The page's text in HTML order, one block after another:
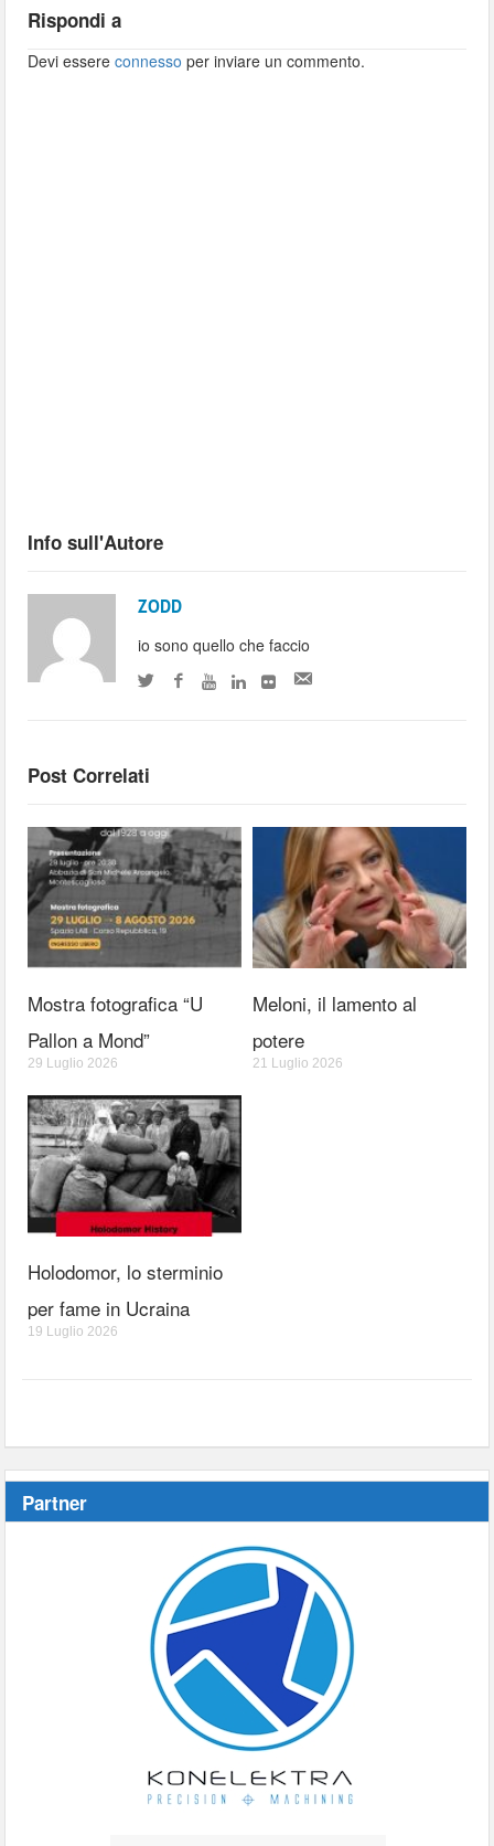
Rispondi a
Devi essereconnesso per inviare un commento.
Info sull'Autore
ZODD
io sono quello che faccio
Post Correlati
Mostra fotografica “U
Pallon a Mond”
29 Luglio 2026
Meloni, il lamento al
potere
21 Luglio 2026
Holodomor, lo sterminio
per fame in Ucraina
19 Luglio 2026
Partner